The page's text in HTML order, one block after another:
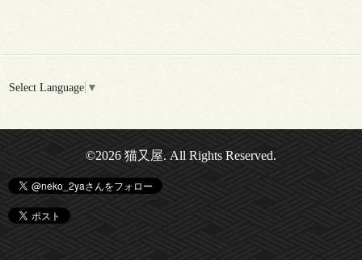
Select Language ▼
©2026 猫又屋. All Rights Reserved.